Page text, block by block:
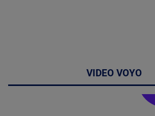
VIDEO VOYO